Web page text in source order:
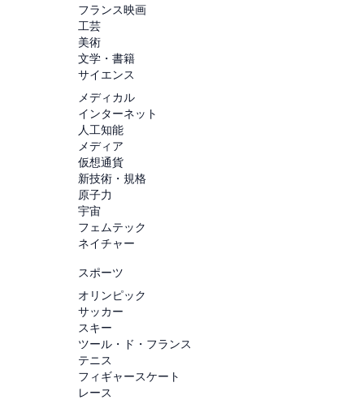
フランス映画
工芸
美術
文学・書籍
サイエンス
メディカル
インターネット
人工知能
メディア
仮想通貨
新技術・規格
原子力
宇宙
フェムテック
ネイチャー
スポーツ
オリンピック
サッカー
スキー
ツール・ド・フランス
テニス
フィギャースケート
レース